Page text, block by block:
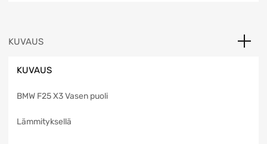
KUVAUS
KUVAUS
BMW F25 X3 Vasen puoli
Lämmityksellä